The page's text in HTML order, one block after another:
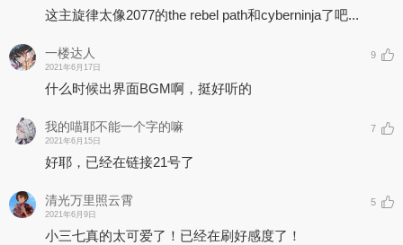
这主旋律太像2077的the rebel path和cyberninja了吧...
一楼达人
2021年6月17日
9
什么时候出界面BGM啊，挺好听的
我的喵耶不能一个字的嘛
2021年6月15日
7
好耶，已经在链接21号了
清光万里照云霄
2021年6月9日
5
小三七真的太可爱了！已经在刷好感度了！